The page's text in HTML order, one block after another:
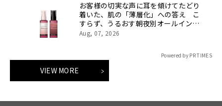
お客様の切実な声に耳を傾けてたどり
着いた、肌の「薄層化」への答え こ
すらず、うるおす朝夜別オールインワ
ン「ハルメク 薬用美肌液」が、さらな
Aug, 07, 2026
Powered by PR TIMES
VIEW MORE